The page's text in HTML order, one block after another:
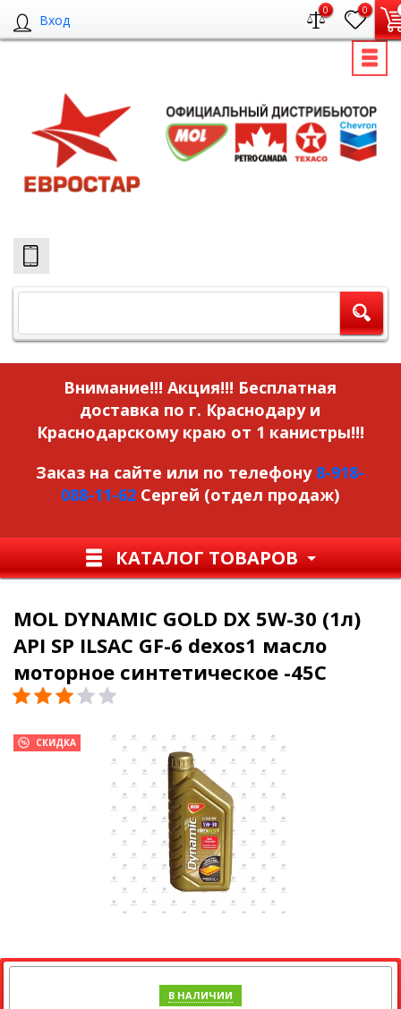
Вход
0 0
Внимание!!! Акция!!! Бесплатная
доставка по г. Краснодару и
Краснодарскому краю от 1 канистры!!!
Заказ на сайте или по телефону 8-918-
088-11-62 Сергей (отдел продаж)
КАТАЛОГ ТОВАРОВ
MOL DYNAMIC GOLD DX 5W-30 (1л)
API SP ILSAC GF-6 dexos1 масло
моторное синтетическое -45С
СКИДКА
В НАЛИЧИИ